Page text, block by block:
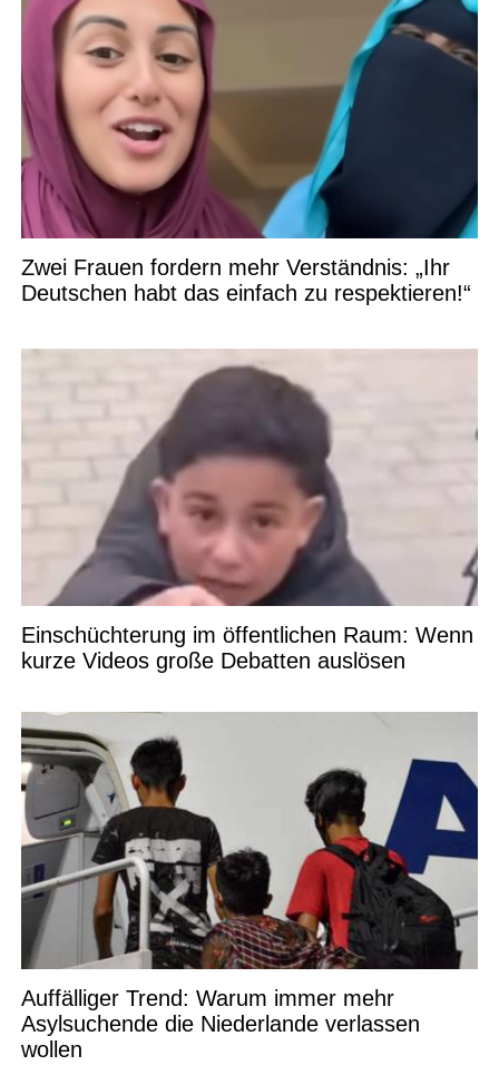
Zwei Frauen fordern mehr Verständnis: „Ihr
Deutschen habt das einfach zu respektieren!“
Einschüchterung im öffentlichen Raum: Wenn
kurze Videos große Debatten auslösen
Auffälliger Trend: Warum immer mehr
Asylsuchende die Niederlande verlassen
wollen